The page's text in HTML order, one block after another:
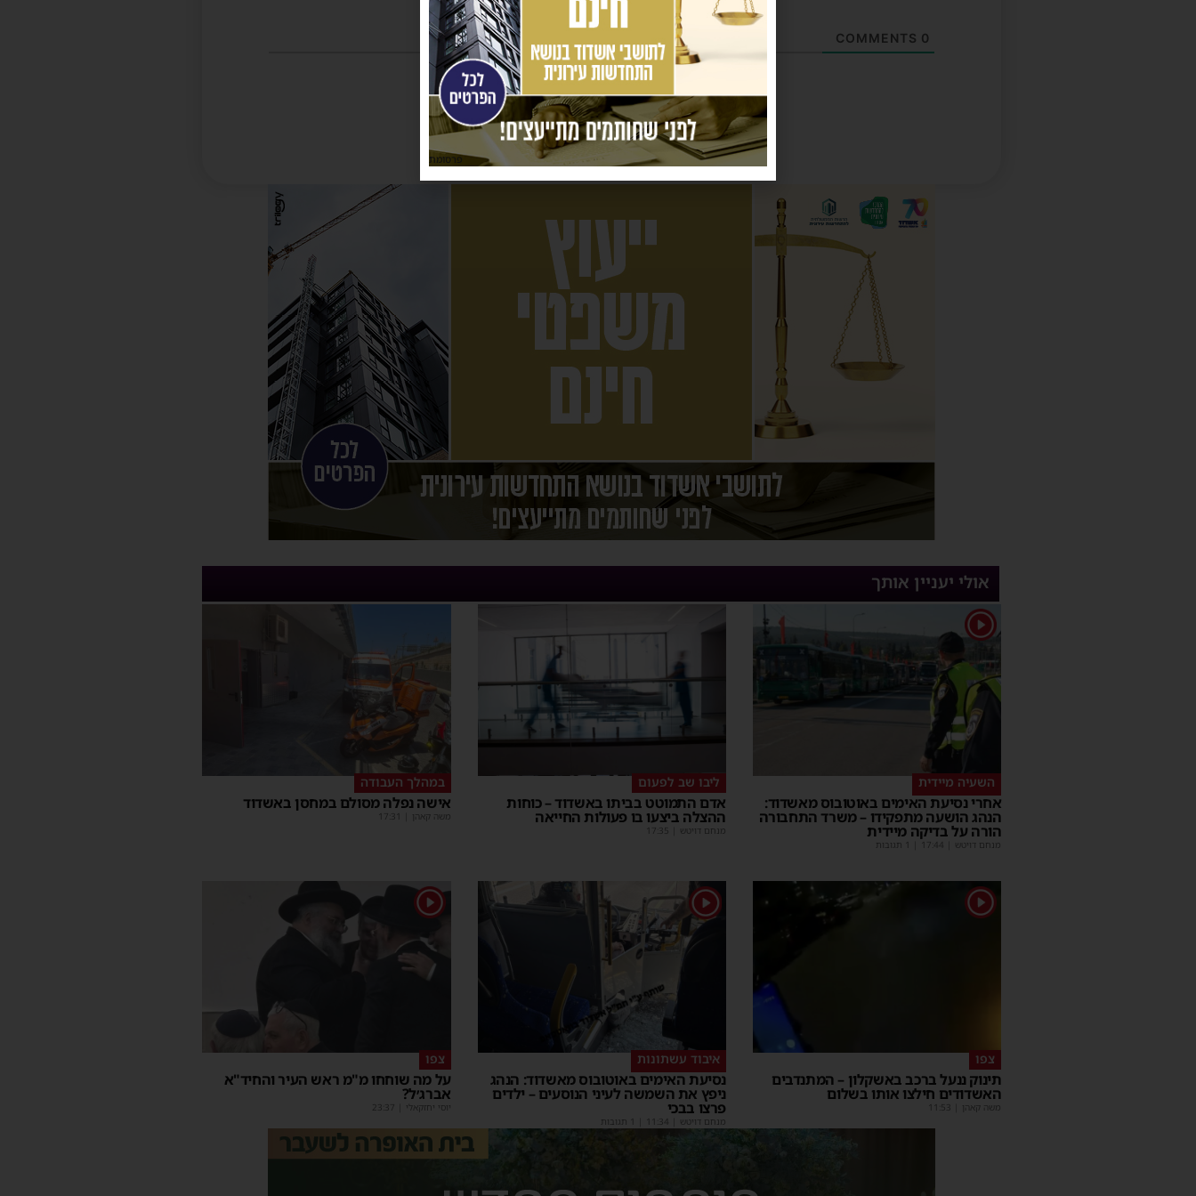
0
אולי יעניין אותך
1
השעיה מיידית
אחרי נסיעת האימים באוטובוס מאשדוד:
הנהג הושעה מתפקידו – משרד התחבורה
הורה על בדיקה מיידית
מנחם דויטש 17:44
ליבו שב לפעום
אדם התמוטט בביתו באשדוד – כוחות
ההצלה ביצעו בו פעולות החייאה
מנחם דויטש 17:35
במהלך העבודה
אישה נפלה מסולם במחסן באשדוד
משה קאהן 17:31
1
צפו
תינוק ננעל ברכב באשקלון – המתנדבים
האשדודים חילצו אותו בשלום
משה קאהן 11:53
1
איבוד עשתונות
נסיעת האימים באוטובוס מאשדוד: הנהג
ניפץ את השמשה לעיני הנוסעים – ילדים
פרצו בבכי
מנחם דויטש 11:34
1
צפו
על מה שוחחו מ"מ ראש העיר והחיד"א
אברג׳ל?
יוסי יחזקאלי 23:37
פרסומת